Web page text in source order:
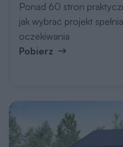
Ponad 60 stron
jak wybrać projekt
oczekiwania
Pobierz